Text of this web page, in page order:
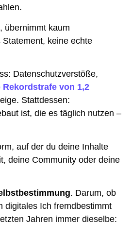
übernimmt kaum
keine echte
Datenschutzverstöße,
Rekordstrafe von 1,2
Stattdessen:
ist, die es täglich nutzen –
auf der du deine Inhalte
deine Community oder deine
. Darum, ob
digitales Ich fremdbestimmt
Jahren immer dieselbe: